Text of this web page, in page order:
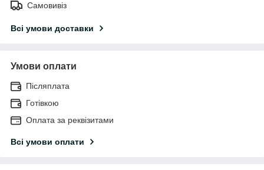
Самовивіз
Всі умови доставки
Умови оплати
Післяплата
Готівкою
Оплата за реквізитами
Всі умови оплати